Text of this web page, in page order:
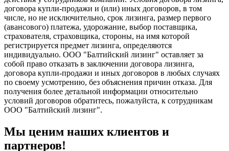
договора купли-продажи и (или) иных договоров, в том
числе, но не исключительно, срок лизинга, размер первого
(авансового) платежа, удорожание, выбор поставщика,
страхователя, страховщика, стороны, на имя которой
регистрируется предмет лизинга, определяются
индивидуально. ООО "Балтийский лизинг" оставляет за
собой право отказать в заключении договора лизинга,
договора купли-продажи и иных договоров в любых случаях
по своему усмотрению, без объяснения причин отказа. Для
получения более детальной информации относительно
условий договоров обратитесь, пожалуйста, к сотрудникам
ООО "Балтийский лизинг".
Мы ценим наших клиентов и
партнеров!